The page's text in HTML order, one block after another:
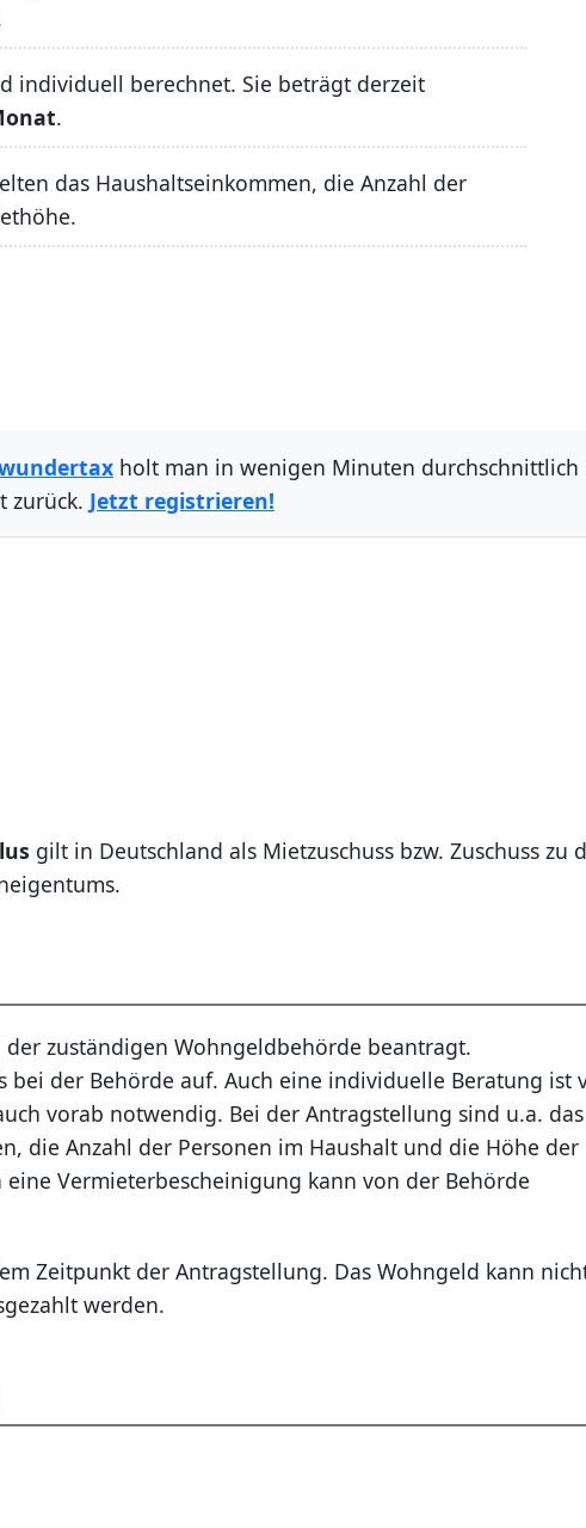
individuell berechnet. Sie beträgt derzeit
.
das Haushaltseinkommen, die Anzahl der
holt man in wenigen Minuten durchschnittlich
zurück. Jetzt registrieren!
gilt in Deutschland als Mietzuschuss bzw. Zuschuss zu
zuständigen Wohngeldbehörde beantragt.
der Behörde auf. Auch eine individuelle Beratung ist
vorab notwendig. Bei der Antragstellung sind u.a. das
die Anzahl der Personen im Haushalt und die Höhe der
Vermieterbescheinigung kann von der Behörde
Zeitpunkt der Antragstellung. Das Wohngeld kann
werden.